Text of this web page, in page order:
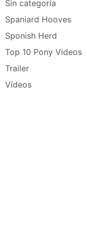
Sin categoría
Spaniard Hooves
Sponish Herd
Top 10 Pony Videos
Trailer
Vídeos